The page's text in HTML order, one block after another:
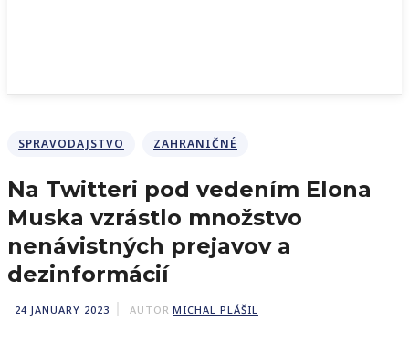
SPRAVODAJSTVO ZAHRANIČNÉ
Na Twitteri pod vedením Elona
Muska vzrástlo množstvo
nenávistných prejavov a
dezinformácií
24 JANUARY 2023 AUTOR MICHAL PLÁŠIL